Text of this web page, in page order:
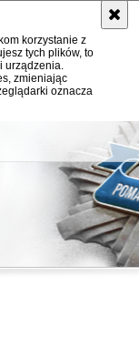
korzystanie z
tych plików, to
urządzenia.
zmieniając
oznacza